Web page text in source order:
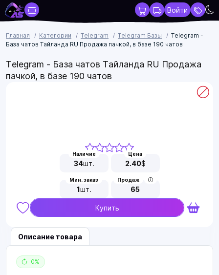
Войти
Главная Категории Telegram Telegram Базы
Telegram -
База чатов Тайланда RU Продажа пачкой, в базе 190 чатов
Telegram - База чатов Тайланда RU Продажа
пачкой, в базе 190 чатов
Наличие
34шт.
Цена
2.40$
Мин. заказ
1шт.
Продаж
65
Купить
Описание товара
0%